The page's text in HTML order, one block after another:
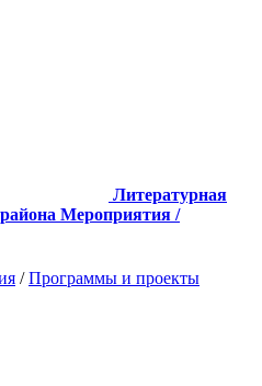
Литературная
Мероприятия /
/Программы и проекты